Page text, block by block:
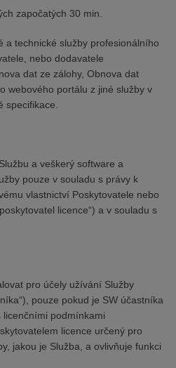
započatých 30 min.
a technické služby profesionálního
nebo dodavatele
dat ze zálohy, Obnova dat
webového portálu z jiné služby v
specifikace.
a veškerý software a
pouze v souladu s právy k
vlastnictví Poskytovatele nebo
licence“) a v souladu s
pro účely užívání Služby
pouze pokud je SW účastníka
podmínkami
licence určený pro
jakou je Služba, a ovlivňuje funkci